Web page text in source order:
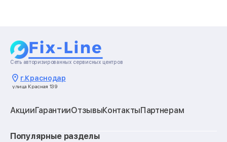
Сеть авторизированных сервисных центров
г.Краснодар
улица Красная 139
АкцииГарантииОтзывыКонтактыПартнерам
Популярные разделы